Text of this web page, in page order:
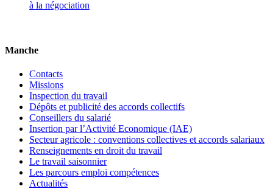
à la négociation
Manche
Contacts
Missions
Inspection du travail
Dépôts et publicité des accords collectifs
Conseillers du salarié
Insertion par l’Activité Economique (IAE)
Secteur agricole : conventions collectives et accords salariaux
Renseignements en droit du travail
Le travail saisonnier
Les parcours emploi compétences
Actualités